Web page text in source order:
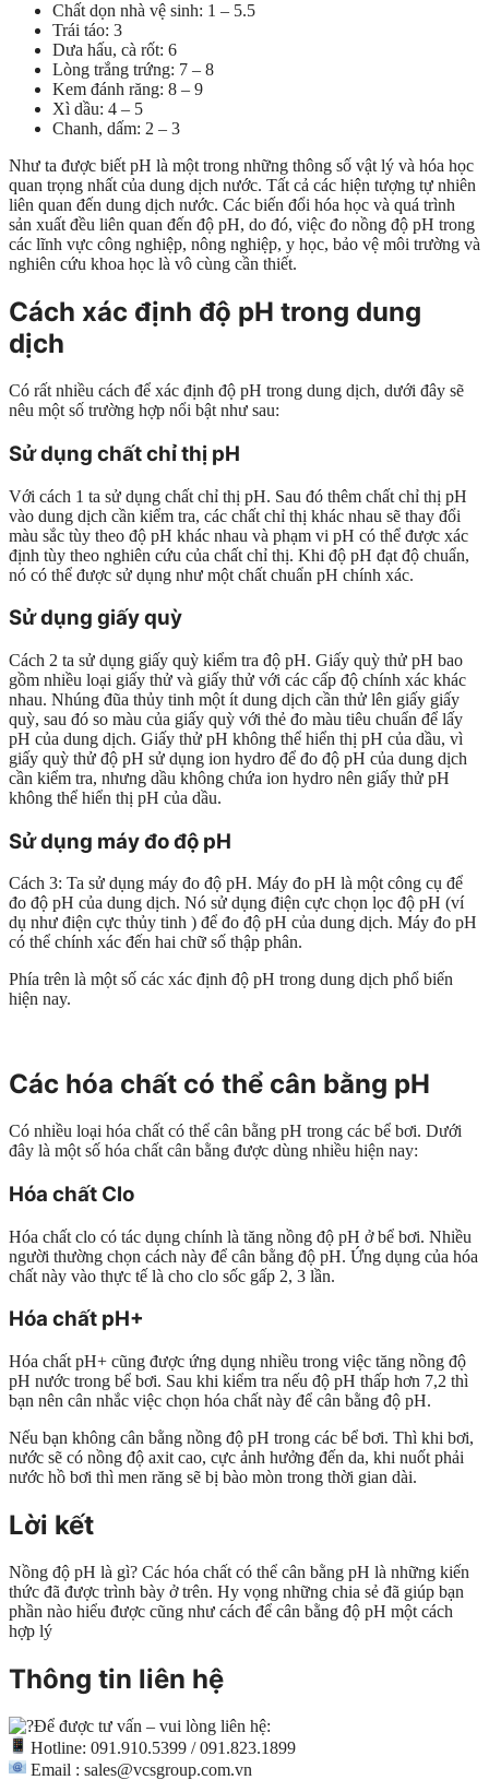
Chất dọn nhà vệ sinh: 1 – 5.5
Trái táo: 3
Dưa hấu, cà rốt: 6
Lòng trắng trứng: 7 – 8
Kem đánh răng: 8 – 9
Xì dầu: 4 – 5
Chanh, dấm: 2 – 3
Như ta được biết pH là một trong những thông số vật lý và hóa học
quan trọng nhất của dung dịch nước. Tất cả các hiện tượng tự nhiên
liên quan đến dung dịch nước. Các biến đổi hóa học và quá trình
sản xuất đều liên quan đến độ pH, do đó, việc đo nồng độ pH trong
các lĩnh vực công nghiệp, nông nghiệp, y học, bảo vệ môi trường và
nghiên cứu khoa học là vô cùng cần thiết.
Cách xác định độ pH trong dung
dịch
Có rất nhiều cách để xác định độ pH trong dung dịch, dưới đây sẽ
nêu một số trường hợp nổi bật như sau:
Sử dụng chất chỉ thị pH
Với cách 1 ta sử dụng chất chỉ thị pH. Sau đó thêm chất chỉ thị pH
vào dung dịch cần kiểm tra, các chất chỉ thị khác nhau sẽ thay đổi
màu sắc tùy theo độ pH khác nhau và phạm vi pH có thể được xác
định tùy theo nghiên cứu của chất chỉ thị. Khi độ pH đạt độ chuẩn,
nó có thể được sử dụng như một chất chuẩn pH chính xác.
Sử dụng giấy quỳ
Cách 2 ta sử dụng giấy quỳ kiểm tra độ pH. Giấy quỳ thử pH bao
gồm nhiều loại giấy thử và giấy thử với các cấp độ chính xác khác
nhau. Nhúng đũa thủy tinh một ít dung dịch cần thử lên giấy giấy
quỳ, sau đó so màu của giấy quỳ với thẻ đo màu tiêu chuẩn để lấy
pH của dung dịch. Giấy thử pH không thể hiển thị pH của dầu, vì
giấy quỳ thử độ pH sử dụng ion hydro để đo độ pH của dung dịch
cần kiểm tra, nhưng dầu không chứa ion hydro nên giấy thử pH
không thể hiển thị pH của dầu.
Sử dụng máy đo độ pH
Cách 3: Ta sử dụng máy đo độ pH. Máy đo pH là một công cụ để
đo độ pH của dung dịch. Nó sử dụng điện cực chọn lọc độ pH (ví
dụ như điện cực thủy tinh ) để đo độ pH của dung dịch. Máy đo pH
có thể chính xác đến hai chữ số thập phân.
Phía trên là một số các xác định độ pH trong dung dịch phổ biến
hiện nay.
Các hóa chất có thể cân bằng pH
Có nhiều loại hóa chất có thể cân bằng pH trong các bể bơi. Dưới
đây là một số hóa chất cân bằng được dùng nhiều hiện nay:
Hóa chất Clo
Hóa chất clo có tác dụng chính là tăng nồng độ pH ở bể bơi. Nhiều
người thường chọn cách này để cân bằng độ pH. Ứng dụng của hóa
chất này vào thực tế là cho clo sốc gấp 2, 3 lần.
Hóa chất pH+
Hóa chất pH+ cũng được ứng dụng nhiều trong việc tăng nồng độ
pH nước trong bể bơi. Sau khi kiểm tra nếu độ pH thấp hơn 7,2 thì
bạn nên cân nhắc việc chọn hóa chất này để cân bằng độ pH.
Nếu bạn không cân bằng nồng độ pH trong các bể bơi. Thì khi bơi,
nước sẽ có nồng độ axit cao, cực ảnh hưởng đến da, khi nuốt phải
nước hồ bơi thì men răng sẽ bị bào mòn trong thời gian dài.
Lời kết
Nồng độ pH là gì? Các hóa chất có thể cân bằng pH là những kiến
thức đã được trình bày ở trên. Hy vọng những chia sẻ đã giúp bạn
phần nào hiểu được cũng như cách để cân bằng độ pH một cách
hợp lý
Thông tin liên hệ
Để được tư vấn – vui lòng liên hệ:
Hotline: 091.910.5399 / 091.823.1899
Email : sales@vcsgroup.com.vn